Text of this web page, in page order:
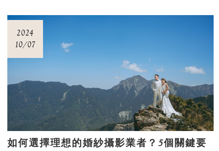
2024
10/07
如何選擇理想的婚紗攝影業者？5個關鍵要